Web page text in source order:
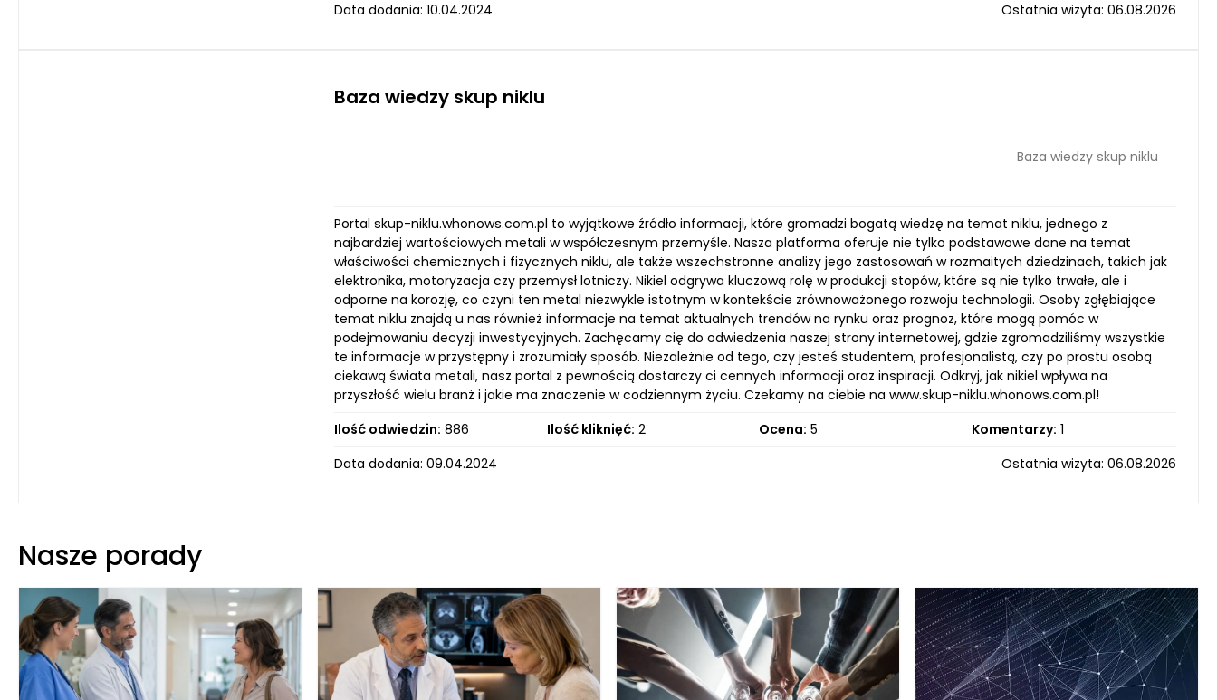
Data dodania: 10.04.2024
Ostatnia wizyta: 06.08.2026
Baza wiedzy skup niklu
Baza wiedzy skup niklu
Portal skup-niklu.whonows.com.pl to wyjątkowe źródło informacji, które gromadzi bogatą wiedzę na temat niklu, jednego z
najbardziej wartościowych metali w współczesnym przemyśle. Nasza platforma oferuje nie tylko podstawowe dane na temat
właściwości chemicznych i fizycznych niklu, ale także wszechstronne analizy jego zastosowań w rozmaitych dziedzinach, takich jak
elektronika, motoryzacja czy przemysł lotniczy. Nikiel odgrywa kluczową rolę w produkcji stopów, które są nie tylko trwałe, ale i
odporne na korozję, co czyni ten metal niezwykle istotnym w kontekście zrównoważonego rozwoju technologii. Osoby zgłębiające
temat niklu znajdą u nas również informacje na temat aktualnych trendów na rynku oraz prognoz, które mogą pomóc w
podejmowaniu decyzji inwestycyjnych. Zachęcamy cię do odwiedzenia naszej strony internetowej, gdzie zgromadziliśmy wszystkie
te informacje w przystępny i zrozumiały sposób. Niezależnie od tego, czy jesteś studentem, profesjonalistą, czy po prostu osobą
ciekawą świata metali, nasz portal z pewnością dostarczy ci cennych informacji oraz inspiracji. Odkryj, jak nikiel wpływa na
przyszłość wielu branż i jakie ma znaczenie w codziennym życiu. Czekamy na ciebie na www.skup-niklu.whonows.com.pl!
Ilość odwiedzin: 886 Ilość kliknięć: 2 Ocena: 5 Komentarzy: 1
Data dodania: 09.04.2024
Ostatnia wizyta: 06.08.2026
Nasze porady